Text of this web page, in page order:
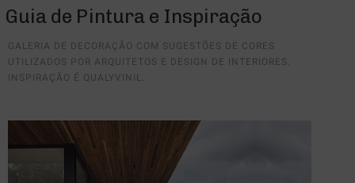
Guia de Pintura e Inspiração
GALERIA DE DECORAÇÃO COM SUGESTÕES DE CORES
UTILIZADOS POR ARQUITETOS E DESIGN DE INTERIORES.
INSPIRAÇÃO É QUALYVINIL.